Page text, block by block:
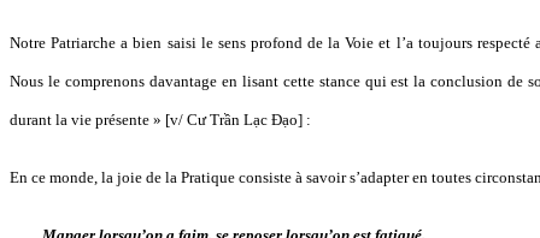
Notre Patriarche a bien saisi le sens profond de la Voie et l’a toujours
Nous le comprenons davantage en lisant cette stance qui est la conclusion de
durant la vie présente » [v/ Cư Trần Lạc Đạo] :
En ce monde, la joie de la Pratique consiste à savoir s’adapter en toutes